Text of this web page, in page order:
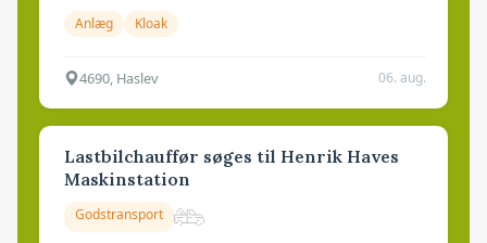
Anlæg Kloak
4690, Haslev 06. aug.
Lastbilchauffør søges til Henrik Haves
Maskinstation
Godstransport